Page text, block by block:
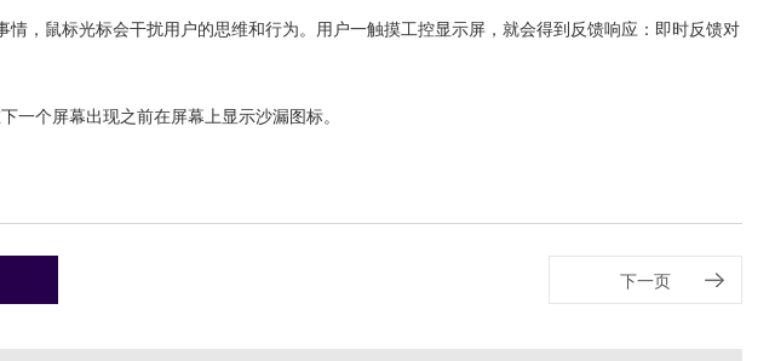
，鼠标光标会干扰用户的思维和行为。用户一触摸工控显示屏，就会得到反馈响应：即时反馈对
一个屏幕出现之前在屏幕上显示沙漏图标。
下一页